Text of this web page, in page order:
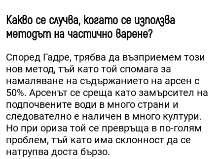
Какво се случва, когато се използва
методът на частично варене?
Според Гадре, трябва да възприемем този
нов метод, тъй като той спомага за
намаляване на съдържанието на арсен с
50%. Арсенът се среща като замърсител на
подпочвените води в много страни и
следователно е наличен в много култури.
Но при ориза той се превръща в по-голям
проблем, тъй като има склонност да се
натрупва доста бързо.